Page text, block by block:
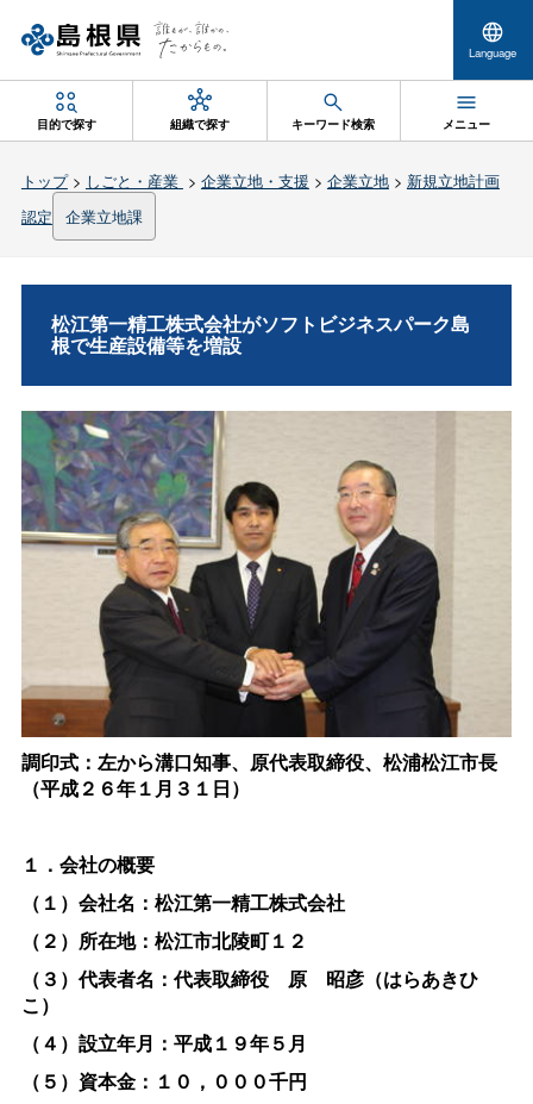
Language
目的で探す 組織で探す キーワード検索 メニュー
トップ> しごと・産業 > 企業立地・支援 > 企業立地> 新規立地計画
認定
企業立地課
松江第一精工株式会社がソフトビジネスパーク島
根で生産設備等を増設
調印式：左から溝口知事、原代表取締役、松浦松江市長
（平成２６年１月３１日）
１．会社の概要
（１）会社名：松江第一精工株式会社
（２）所在地：松江市北陵町１２
（３）代表者名：代表取締役原 昭彦（はらあきひ
こ）
（４）設立年月：平成１９年５月
（５）資本金：１０，０００千円